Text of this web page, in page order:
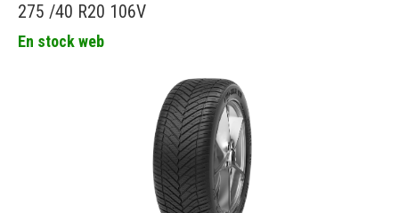
275 /40 R20 106V
En stock web